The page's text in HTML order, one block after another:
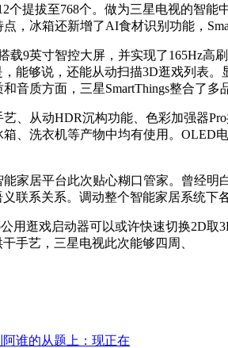
个提拔至768个。做为三星电视的智
，冰箱还新增了AI食材识别功能，
英寸智控大屏，并实现了165Hz高刷
能够说，还能从动扫描3D逛戏列表
音质方面，三星SmartThings整合了多
从动HDR沉构功能、色彩加强器Pro
、洗衣机等产物中均有使用。OLED
家居平台此次贴心糊口管家。曾经明
联系关系。调动整个智能家居系统下
逛戏启动器可以或许快速切换2D取
手艺，三星电视此次能够四周、
谁的从题上：现正在